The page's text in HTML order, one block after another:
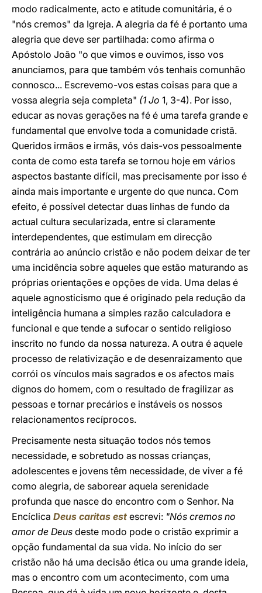
modo radicalmente, acto e atitude comunitária, é o
"nós cremos" da Igreja. A alegria da fé é portanto uma
alegria que deve ser partilhada: como afirma o
Apóstolo João "o que vimos e ouvimos, isso vos
anunciamos, para que também vós tenhais comunhão
connosco... Escrevemo-vos estas coisas para que a
vossa alegria seja completa" (1 Jo 1, 3-4). Por isso,
educar as novas gerações na fé é uma tarefa grande e
fundamental que envolve toda a comunidade cristã.
Queridos irmãos e irmãs, vós dais-vos pessoalmente
conta de como esta tarefa se tornou hoje em vários
aspectos bastante difícil, mas precisamente por isso é
ainda mais importante e urgente do que nunca. Com
efeito, é possível detectar duas linhas de fundo da
actual cultura secularizada, entre si claramente
interdependentes, que estimulam em direcção
contrária ao anúncio cristão e não podem deixar de ter
uma incidência sobre aqueles que estão maturando as
próprias orientações e opções de vida. Uma delas é
aquele agnosticismo que é originado pela redução da
inteligência humana a simples razão calculadora e
funcional e que tende a sufocar o sentido religioso
inscrito no fundo da nossa natureza. A outra é aquele
processo de relativização e de desenraizamento que
corrói os vínculos mais sagrados e os afectos mais
dignos do homem, com o resultado de fragilizar as
pessoas e tornar precários e instáveis os nossos
relacionamentos recíprocos.
Precisamente nesta situação todos nós temos
necessidade, e sobretudo as nossas crianças,
adolescentes e jovens têm necessidade, de viver a fé
como alegria, de saborear aquela serenidade
profunda que nasce do encontro com o Senhor. Na
Encíclica Deus caritas est escrevi: "Nós cremos no
amor de Deus deste modo pode o cristão exprimir a
opção fundamental da sua vida. No início do ser
cristão não há uma decisão ética ou uma grande ideia,
mas o encontro com um acontecimento, com uma